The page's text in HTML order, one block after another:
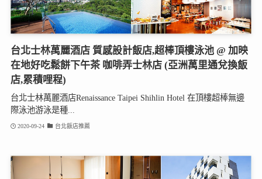
台北士林萬麗酒店 質感設計飯店,超棒頂樓泳池 @ 加映
在地好吃鬆餅下午茶 咖啡弄士林店 (亞洲萬里通兌換飯
店,累積哩程)
台北士林萬麗酒店Renaissance Taipei Shihlin Hotel 在頂樓超棒無邊
際泳池游泳是種...
2020-09-24 台北飯店推薦